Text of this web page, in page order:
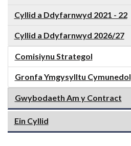
Cyllid a Ddyfarnwyd 2021 - 22
Cyllid a Ddyfarnwyd 2026/27
Comisiynu Strategol
Gronfa Ymgysylltu Cymunedol
Gwybodaeth Am y Contract
Ein Cyllid